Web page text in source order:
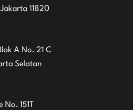
11820
A No. 21 C
Selatan
151T